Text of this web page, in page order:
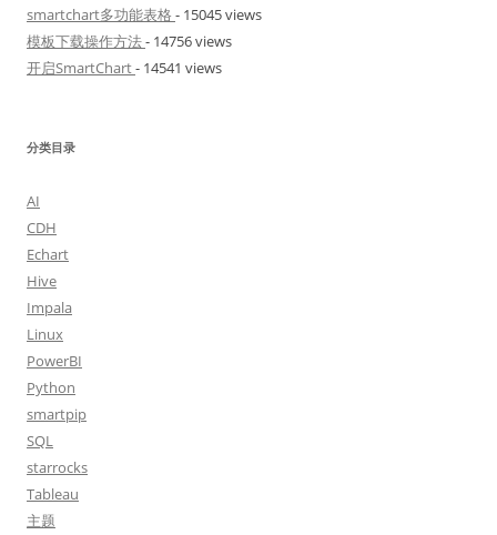
smartchart多功能表格 - 15045 views
模板下载操作方法- 14756 views
开启SmartChart- 14541 views
分类目录
AI
CDH
Echart
Hive
Impala
Linux
PowerBI
Python
smartpip
SQL
starrocks
Tableau
主题